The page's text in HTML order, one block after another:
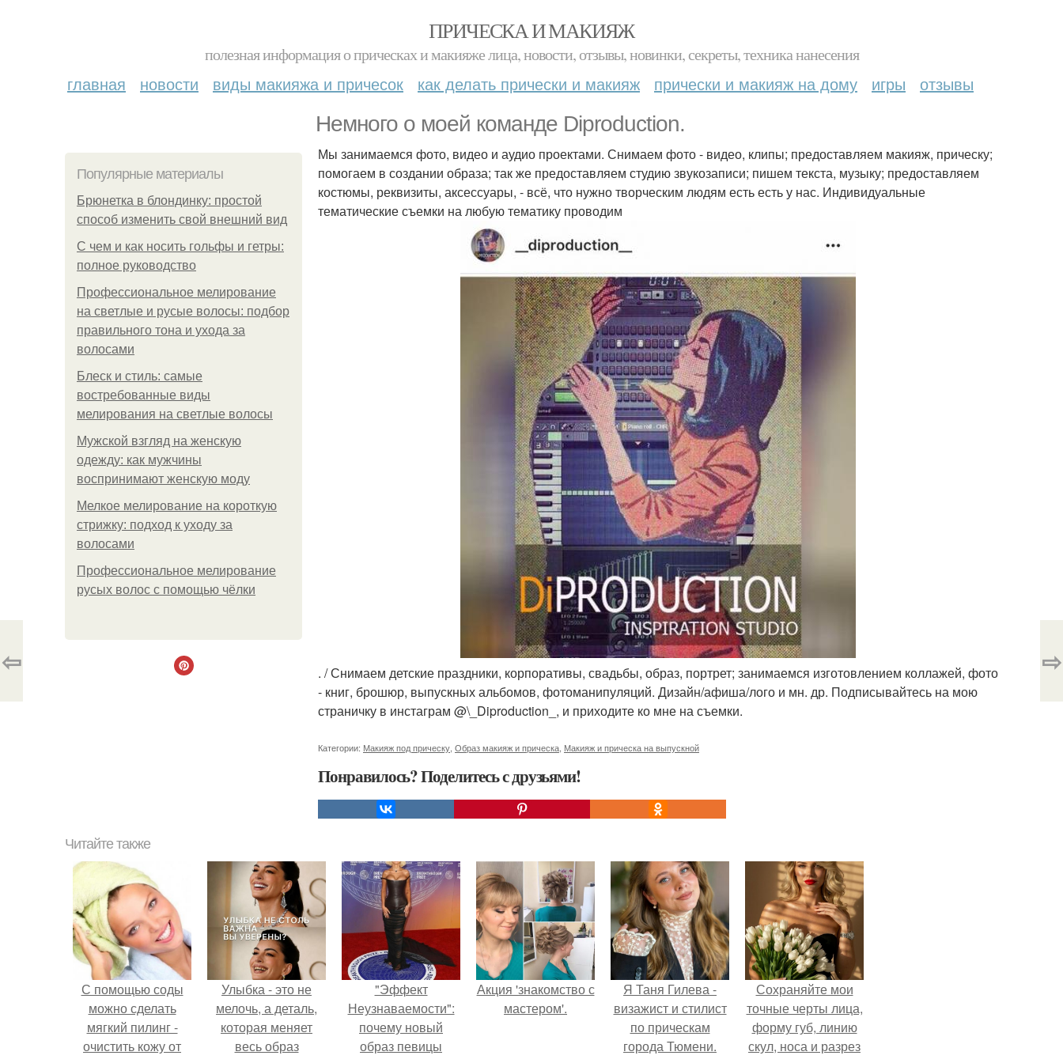
ПРИЧЕСКА И МАКИЯЖ
полезная информация о прическах и макияже лица, новости, отзывы, новинки, секреты, техника нанесения
главная новости виды макияжа и причесок как делать прически и макияж прически и макияж на дому игры отзывы
Немного о моей команде Diproduction.
Популярные материалы
Брюнетка в блондинку: простой
способ изменить свой внешний вид
С чем и как носить гольфы и гетры:
полное руководство
Профессиональное мелирование
на светлые и русые волосы: подбор
правильного тона и ухода за
волосами
Блеск и стиль: самые
востребованные виды
мелирования на светлые волосы
Мужской взгляд на женскую
одежду: как мужчины
воспринимают женскую моду
Мелкое мелирование на короткую
стрижку: подход к уходу за
волосами
Профессиональное мелирование
русых волос с помощью чёлки
Мы занимаемся фото, видео и аудио проектами. Снимаем фото - видео, клипы; предоставляем макияж, прическу;
помогаем в создании образа; так же предоставляем студию звукозаписи; пишем текста, музыку; предоставляем
костюмы, реквизиты, аксессуары, - всё, что нужно творческим людям есть есть у нас. Индивидуальные
тематические съемки на любую тематику проводим
. / Снимаем детские праздники, корпоративы, свадьбы, образ, портрет; занимаемся изготовлением коллажей, фото
- книг, брошюр, выпускных альбомов, фотоманипуляций. Дизайн/афиша/лого и мн. др. Подписывайтесь на мою
страничку в инстаграм @\_Diproduction_, и приходите ко мне на съемки.
Категории: Макияж под прическу Образ макияж и прическа Макияж и прическа на выпускной
Понравилось? Поделитесь с друзьями!
⇦ ⇨
Читайте также
С помощью соды
можно сделать
мягкий пилинг -
очистить кожу от
Улыбка - это не
мелочь, а деталь,
которая меняет
весь образ
"Эффект
Неузнаваемости":
почему новый
образ певицы
Акция 'знакомство с
мастером'.
Я Таня Гилева -
визажист и стилист
по прическам
города Тюмени.
Сохраняйте мои
точные черты лица,
форму губ, линию
скул, носа и разрез